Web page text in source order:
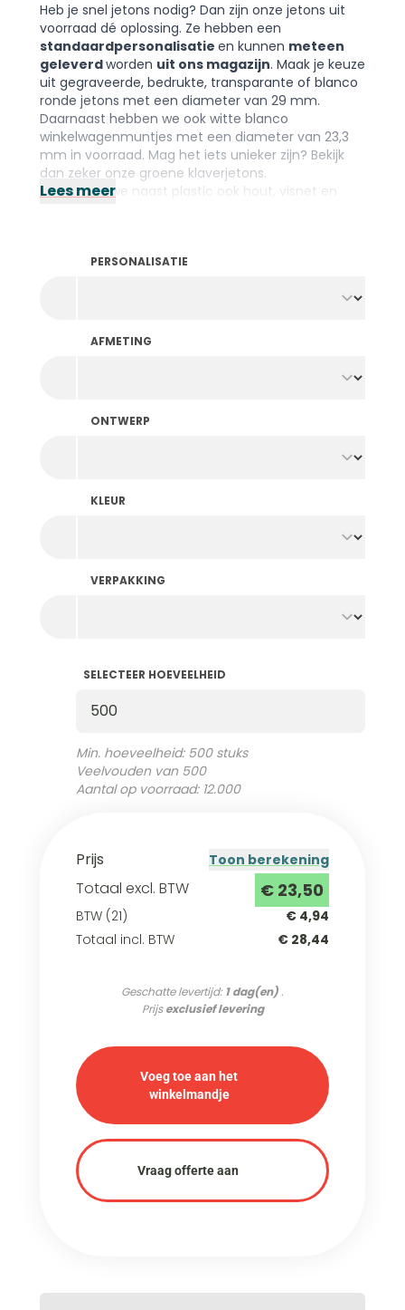
Heb je snel jetons nodig? Dan zijn onze jetons uit
voorraad dé oplossing. Ze hebben een
standaardpersonalisatie en kunnen meteen
geleverdworden uit ons magazijn. Maak je keuze
uit gegraveerde, bedrukte, transparante of blanco
ronde jetons met een diameter van 29 mm.
Daarnaast hebben we ook witte blanco
winkelwagenmuntjes met een diameter van 23,3
mm in voorraad. Mag het iets unieker zijn? Bekijk
dan zeker onze groene klaverjetons.
Wist je dat we naast plastic ook hout visnet en
Ga dan zeker kijken bij ons ruime aanbod
Lees meer
PERSONALISATIE
AFMETING
ONTWERP
KLEUR
VERPAKKING
SELECTEER HOEVEELHEID
Min. hoeveelheid: 500 stuks
Veelvouden van 500
Aantal op voorraad: 12.000
Prijs Toon berekening
Totaal excl. BTW € 23,50
BTW (21)
€ 4,94
Totaal incl. BTW
€ 28,44
Geschatte levertijd:1 dag(en) .
Prijsexclusief levering
Voeg toe aan het
winkelmandje
Vraag offerte aan